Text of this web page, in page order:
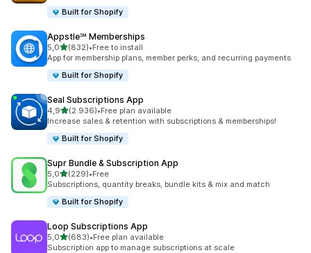
Built for Shopify
Appstle℠ Memberships
5,0de 5 estrelas
(832)
832 total de avaliações
•Free to install
App for membership plans, member perks, and recurring payments
Built for Shopify
Seal Subscriptions App
4,9de 5 estrelas
(2.936)
2936 total de avaliações
•Free plan available
Increase sales & retention with subscriptions & memberships!
Built for Shopify
Supr Bundle & Subscription App
5,0de 5 estrelas
(229)
229 total de avaliações
•Free
Subscriptions, quantity breaks, bundle kits & mix and match
Built for Shopify
Loop Subscriptions App
5,0de 5 estrelas
(683)
683 total de avaliações
•Free plan available
Subscription app to manage subscriptions at scale